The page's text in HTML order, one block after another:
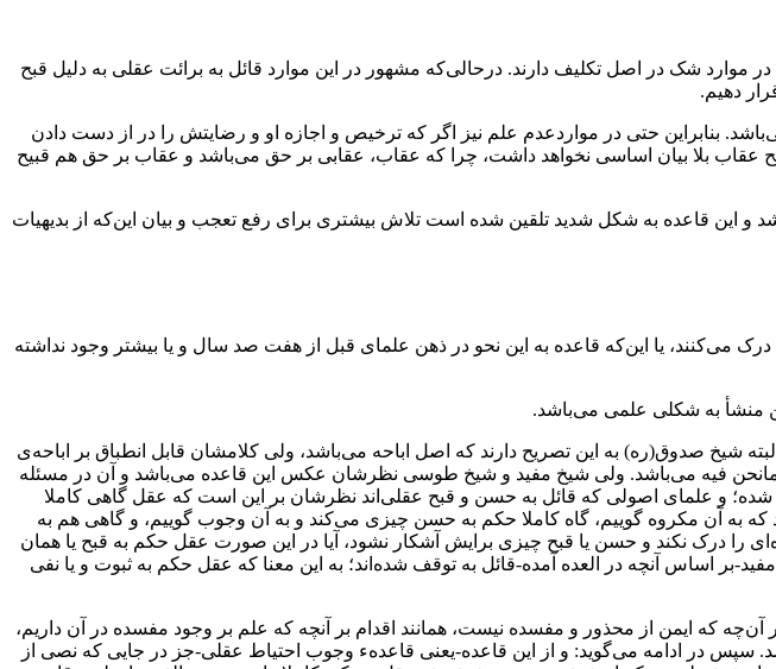
شک در اصل تکلیف دارند. درحالی‌که‌ مشهور در این موارد‌ قائل‌ به برائت عقلی به دلیل قبح
دهیم.
بنابراین حتی در مواردعدم علم نیز اگر که‌ ترخیص و اجازه او و رضایتش را در‌ از‌ دست‌ دادن
عقاب‌ بلا بیان اساسی نخواهد داشت، چرا که‌ عقاب‌، عقابی‌ بر حق می‌باشد و عقاب بر حق هم‌ قبیح
و این قاعده به شکل شدید تلقین شده است‌ تلاش‌‌ بیشتری برای رفع تعجب و بیان این‌که از بدیهیات
می‌کنند، یا‌ این‌که‌ قاعده‌ به این نحو در ذهن علمای قبل از هفت صد سال و یا بیشتر وجود‌ نداشته‌
منشأ‌ به شکلی علمی می‌باشد.
شیخ صدوق(ره) به‌ این‌ تصریح دارند که اصل‌ اباحه می‌باشد، ولی کلامشان قابل انطباق بر اباحه‌ی‌
مانحن فیه‌ می‌باشد. ولی شیخ مفید و شیخ طوسی نظرشان عکس این‌ قاعده‌ می‌باشد و آن در مسئله
و علمای اصولی که قائل به حسن و قبح‌‌ عقلی‌اند‌ نظرشان بر این است که عقل گاهی‌ کاملا‌
آن‌‌ مکروه‌ گوییم، گاه کاملا حکم به‌ حسن‌ چیزی می‌کند‌ و به‌ آن‌ وجوب گوییم، و گاهی‌ هم به
درک‌ نکند و حسن یا قبح‌ چیزی‌ برایش آشکار نشود، آیا در‌ این‌ صورت عقل حکم به قبح یا همان
اساس آنچه در‌ العده‌ آمده-قائل به توقف شده‌اند؛ به این معنا که عقل حکم به ثبوت و یا‌ نفی‌
که ایمن‌ از‌ محذور‌ و مفسده‌ نیست‌، همانند اقدام بر‌ آنچه‌‌ که علم بر وجود مفسده در آن داریم،
در‌ ادامه‌ می‌گوید: و از این قاعده-یعنی قاعدهء وجوب احتیاط عقلی-جز در جایی که نصی از